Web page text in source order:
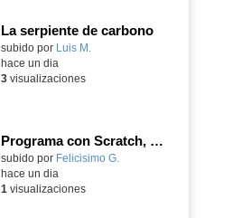
La serpiente de carbono
Contenido educativo.
subido por Luis M.
hace un dia
3visualizaciones
Programa con Scratch, 8 diferentes juegos para vivir la emoción de los partidos de España en el mundial 2026
Contenido educativo.
subido por Felicisimo G.
hace un dia
1 visualizaciones